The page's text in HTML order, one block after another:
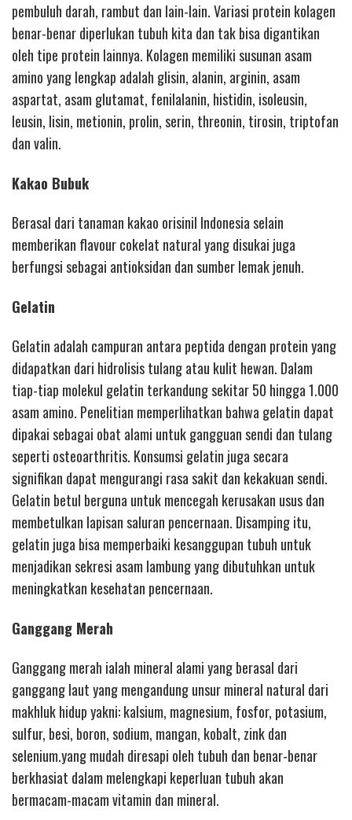
pembuluh darah, rambut dan lain-lain. Variasi protein kolagen
benar-benar diperlukan tubuh kita dan tak bisa digantikan
oleh tipe protein lainnya. Kolagen memiliki susunan asam
amino yang lengkap adalah glisin, alanin, arginin, asam
aspartat, asam glutamat, fenilalanin, histidin, isoleusin,
leusin, lisin, metionin, prolin, serin, threonin, tirosin, triptofan
dan valin.
Kakao Bubuk
Berasal dari tanaman kakao orisinil Indonesia selain
memberikan flavour cokelat natural yang disukai juga
berfungsi sebagai antioksidan dan sumber lemak jenuh.
Gelatin
Gelatin adalah campuran antara peptida dengan protein yang
didapatkan dari hidrolisis tulang atau kulit hewan. Dalam
tiap-tiap molekul gelatin terkandung sekitar 50 hingga 1.000
asam amino. Penelitian memperlihatkan bahwa gelatin dapat
dipakai sebagai obat alami untuk gangguan sendi dan tulang
seperti osteoarthritis. Konsumsi gelatin juga secara
signifikan dapat mengurangi rasa sakit dan kekakuan sendi.
Gelatin betul berguna untuk mencegah kerusakan usus dan
membetulkan lapisan saluran pencernaan. Disamping itu,
gelatin juga bisa memperbaiki kesanggupan tubuh untuk
menjadikan sekresi asam lambung yang dibutuhkan untuk
meningkatkan kesehatan pencernaan.
Ganggang Merah
Ganggang merah ialah mineral alami yang berasal dari
ganggang laut yang mengandung unsur mineral natural dari
makhluk hidup yakni: kalsium, magnesium, fosfor, potasium,
sulfur, besi, boron, sodium, mangan, kobalt, zink dan
selenium.yang mudah diresapi oleh tubuh dan benar-benar
berkhasiat dalam melengkapi keperluan tubuh akan
bermacam-macam vitamin dan mineral.